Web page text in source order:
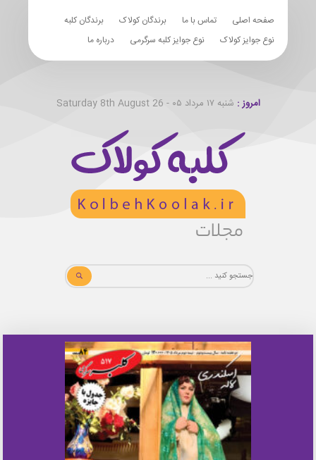
صفحه اصلی تماس با ما برندگان کولاک
برندگان کلبه
نوع جوایز کولاک
نوع جوایز کلبه سرگرمی درباره ما
امروز : شنبه ۱۷ مرداد ۰۵ - Saturday 8th August 26